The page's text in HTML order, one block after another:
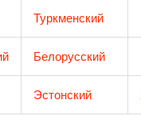
Туркменский
Белорусский
Эстонский